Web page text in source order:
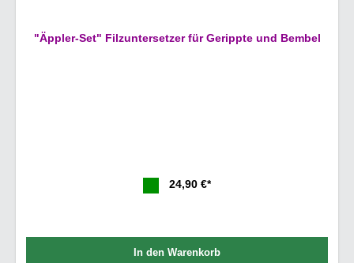
"Äppler-Set" Filzuntersetzer für Gerippte und Bembel
24,90 €*
In den Warenkorb